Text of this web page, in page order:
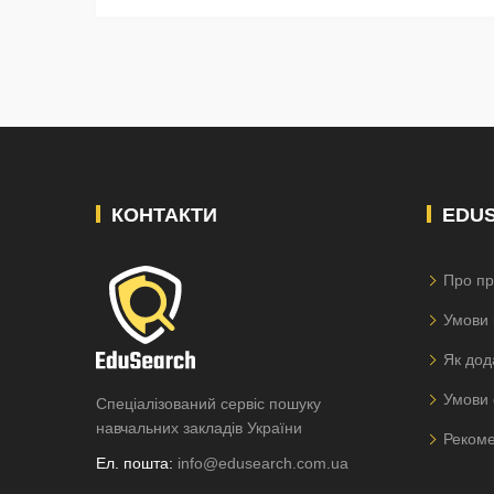
КОНТАКТИ
Спеціалізований сервіс пошуку
навчальних закладів України
Ел. пошта: info@edusearch.com.ua
Про
Умови
Як
Умови